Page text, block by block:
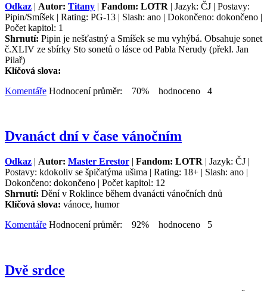
Odkaz | Autor: Titany | Fandom: LOTR | Jazyk: ČJ | Postavy:
Pipin/Smíšek | Rating: PG-13 | Slash: ano | Dokončeno: dokončeno |
Počet kapitol: 1
Shrnutí: Pipin je nešťastný a Smíšek se mu vyhýbá. Obsahuje sonet
č.XLIV ze sbírky Sto sonetů o lásce od Pabla Nerudy (překl. Jan
Pilař)
Klíčová slova:
Komentáře Hodnocení průměr: 70% hodnoceno 4
Dvanáct dní v čase vánočním
Odkaz | Autor: Master Erestor | Fandom: LOTR | Jazyk: ČJ |
Postavy: kdokoliv se špičatýma ušima | Rating: 18+ | Slash: ano |
Dokončeno: dokončeno | Počet kapitol: 12
Shrnutí: Dění v Roklince během dvanácti vánočních dnů
Klíčová slova: vánoce, humor
Komentáře Hodnocení průměr: 92% hodnoceno 5
Dvě srdce